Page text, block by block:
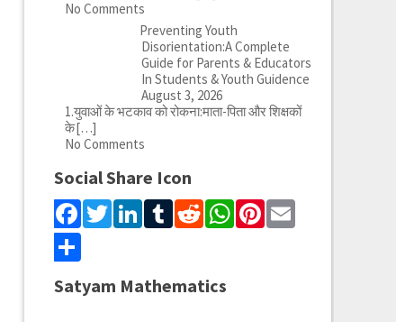
No Comments
Preventing Youth
Disorientation:A Complete
Guide for Parents & Educators
In Students & Youth Guidence
August 3, 2026
1.युवाओं के भटकाव को रोकना:माता-पिता और शिक्षकों
के[…]
No Comments
Social Share Icon
Facebook
Twitter
LinkedIn
Tumblr
Reddit
WhatsApp
Pinterest
Email
Share
Satyam Mathematics